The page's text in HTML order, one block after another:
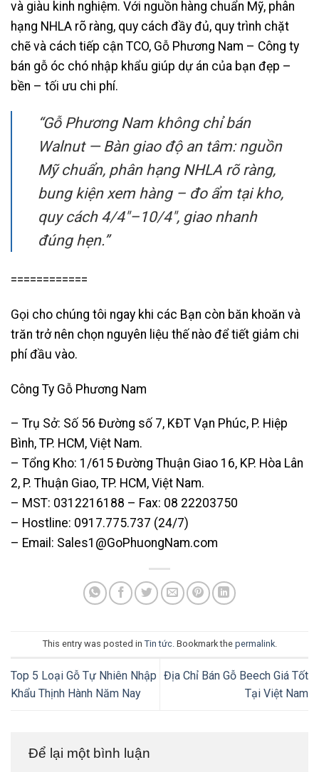
và giàu kinh nghiệm. Với nguồn hàng chuẩn Mỹ, phân
hạng NHLA rõ ràng, quy cách đầy đủ, quy trình chặt
chẽ và cách tiếp cận TCO, Gỗ Phương Nam – Công ty
bán gỗ óc chó nhập khẩu giúp dự án của bạn đẹp –
bền – tối ưu chi phí.
“Gỗ Phương Nam không chỉ bán
Walnut — Bàn giao độ an tâm: nguồn
Mỹ chuẩn, phân hạng NHLA rõ ràng,
bung kiện xem hàng – đo ẩm tại kho,
quy cách 4/4″–10/4″, giao nhanh
đúng hẹn.”
============
Gọi cho chúng tôi ngay khi các Bạn còn băn khoăn và
trăn trở nên chọn nguyên liệu thế nào để tiết giảm chi
phí đầu vào.
Công Ty Gỗ Phương Nam
– Trụ Sở: Số 56 Đường số 7, KĐT Vạn Phúc, P. Hiệp
Bình, TP. HCM, Việt Nam.
– Tổng Kho: 1/615 Đường Thuận Giao 16, KP. Hòa Lân
2, P. Thuận Giao, TP. HCM, Việt Nam.
– MST: 0312216188 – Fax: 08 22203750
– Hostline: 0917.775.737 (24/7)
– Email: Sales1@GoPhuongNam.com
This entry was posted in Tin tức. Bookmark the permalink.
Top 5 Loại Gỗ Tự Nhiên Nhập
Khẩu Thịnh Hành Năm Nay
Địa Chỉ Bán Gỗ Beech Giá Tốt
Tại Việt Nam
Để lại một bình luận